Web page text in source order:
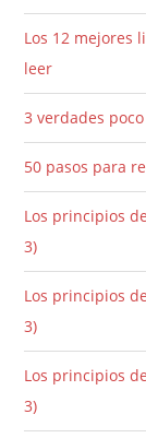
Los 12 mejores
leer
3 verdades
50 pasos para
Los principios
3)
Los principios
3)
Los principios
3)